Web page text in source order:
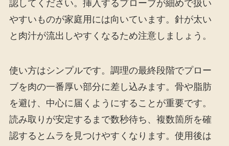
認してください。挿入するプローブが細めで扱い
やすいものが家庭用には向いています。針が太い
と肉汁が流出しやすくなるため注意しましょう。
使い方はシンプルです。調理の最終段階でプロー
ブを肉の一番厚い部分に差し込みます。骨や脂肪
を避け、中心に届くようにすることが重要です。
読み取りが安定するまで数秒待ち、複数箇所を確
認するとムラを見つけやすくなります。使用後は